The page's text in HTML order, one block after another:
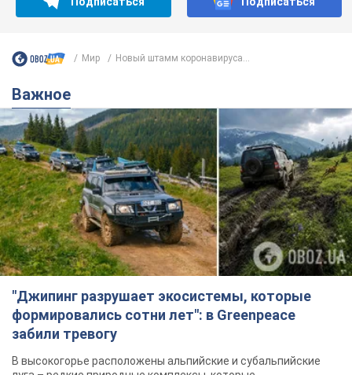
"Джипинг разрушает экосистемы, которые
формировались сотни лет": в Greenpeace
забили тревогу
В высокогорье расположены альпийские и субальпийские
луга – редкие природные комплексы, которые
формировались на протяжении сотен лет
5 часов назад 465
Жара в Украине пойдет на спад,
ожидаются грозы: синоптики дали
прогноз, когда стоит ожидать
изменения погоды
Совсем скоро жара постепенно отступит